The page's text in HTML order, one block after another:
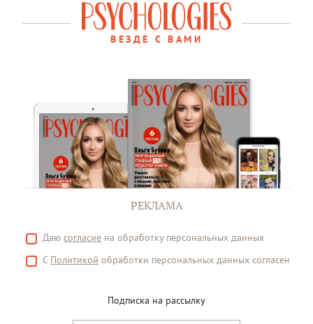
ВЕЗДЕ С ВАМИ
РЕКЛАМА
Даю согласие на обработку персональных данных
С Политикой обработки персональных данных согласен
Подписка на рассылку